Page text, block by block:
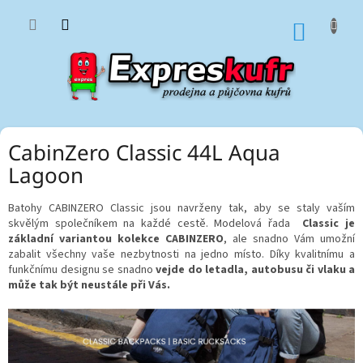
CabinZero Classic 44L Aqua
Lagoon
Batohy CABINZERO Classic jsou navrženy tak, aby se staly vaším
skvělým společníkem na každé cestě. Modelová řada
Classic je
základní variantou kolekce CABINZERO, ale snadno Vám umožní
zabalit všechny vaše nezbytnosti na jedno místo. Díky kvalitnímu a
funkčnímu designu se snadno vejde do letadla, autobusu či vlaku a
může tak být neustále při Vás.